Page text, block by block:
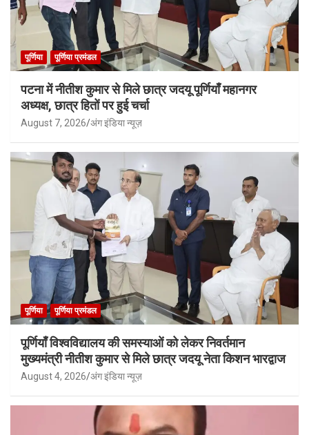
पूर्णिया पूर्णिया प्रमंडल
पटना में नीतीश कुमार से मिले छात्र जदयू पूर्णियाँ महानगर
अध्यक्ष, छात्र हितों पर हुई चर्चा
August 7, 2026 अंग इंडिया न्यूज़
पूर्णिया पूर्णिया प्रमंडल
पूर्णियाँ विश्वविद्यालय की समस्याओं को लेकर निवर्तमान
मुख्यमंत्री नीतीश कुमार से मिले छात्र जदयू नेता किशन भारद्वाज
August 4, 2026 अंग इंडिया न्यूज़